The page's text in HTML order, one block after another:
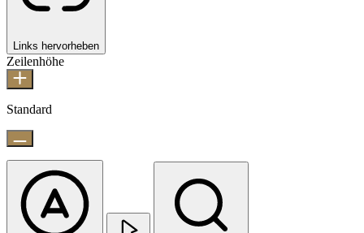
Links hervorheben
Zeilenhöhe
Standard